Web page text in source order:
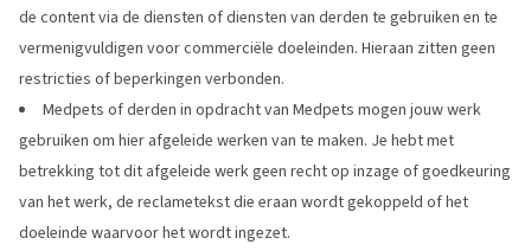
de content via de diensten of diensten van derden te gebruiken en te
vermenigvuldigen voor commerciële doeleinden. Hieraan zitten geen
restricties of beperkingen verbonden.
Medpets of derden in opdracht van Medpets mogen jouw werk
gebruiken om hier afgeleide werken van te maken. Je hebt met
betrekking tot dit afgeleide werk geen recht op inzage of goedkeuring
van het werk, de reclametekst die eraan wordt gekoppeld of het
doeleinde waarvoor het wordt ingezet.